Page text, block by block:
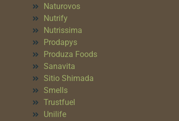
Naturovos
Nutrify
Nutrissima
Prodapys
Produza Foods
Sanavita
Sitio Shimada
Smells
Trustfuel
Unilife